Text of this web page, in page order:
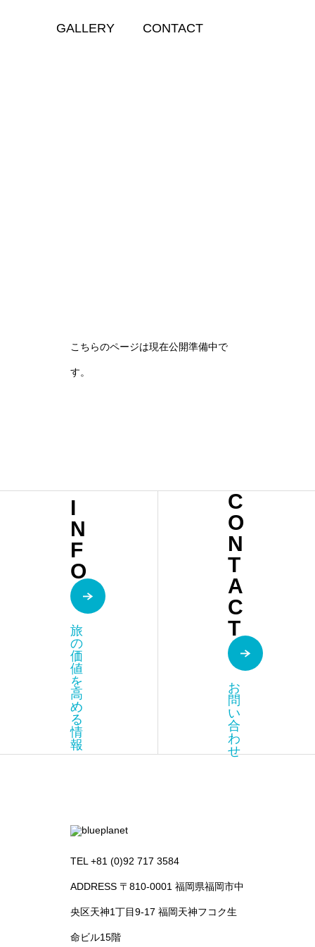
GALLERY CONTACT
こちらのページは現在公開準備中で
す。
I
N
F
O
旅
の
価
値
を
高
め
る
情
報
C
O
N
T
A
C
T
お
問
い
合
わ
せ
TEL +81 (0)92 717 3584
ADDRESS 〒810-0001 福岡県福岡市中
央区天神1丁目9-17 福岡天神フコク生
命ビル15階